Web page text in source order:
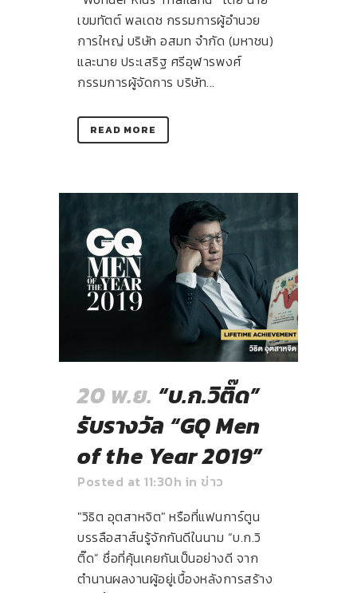
เขมทัตต์ พลเดช กรรมการผู้อำนวย
การใหญ่ บริษัท อสมท จำกัด (มหาชน)
และนาย ประเสริฐ ศรีอุฬารพงศ์
กรรมการผู้จัดการ บริษัท...
READ MORE
20 พ.ย. “บ.ก.วิติ๊ด”
รับรางวัล “GQ Men
of the Year 2019”
Posted at 11:30h in ข่าว
"วิธิต อุตสาหจิต" หรือที่แฟนการ์ตูน
บรรลือสาส์นรู้จักกันดีในนาม “บ.ก.วิ
ติ๊ด” ชื่อที่คุ้นเคยกันเป็นอย่างดี จาก
ตำนานผลงานผู้อยู่เบื้องหลังการสร้าง